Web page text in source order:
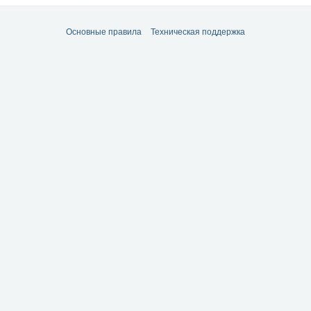
за лайки и репосты.
Основные правила Техническая поддержка